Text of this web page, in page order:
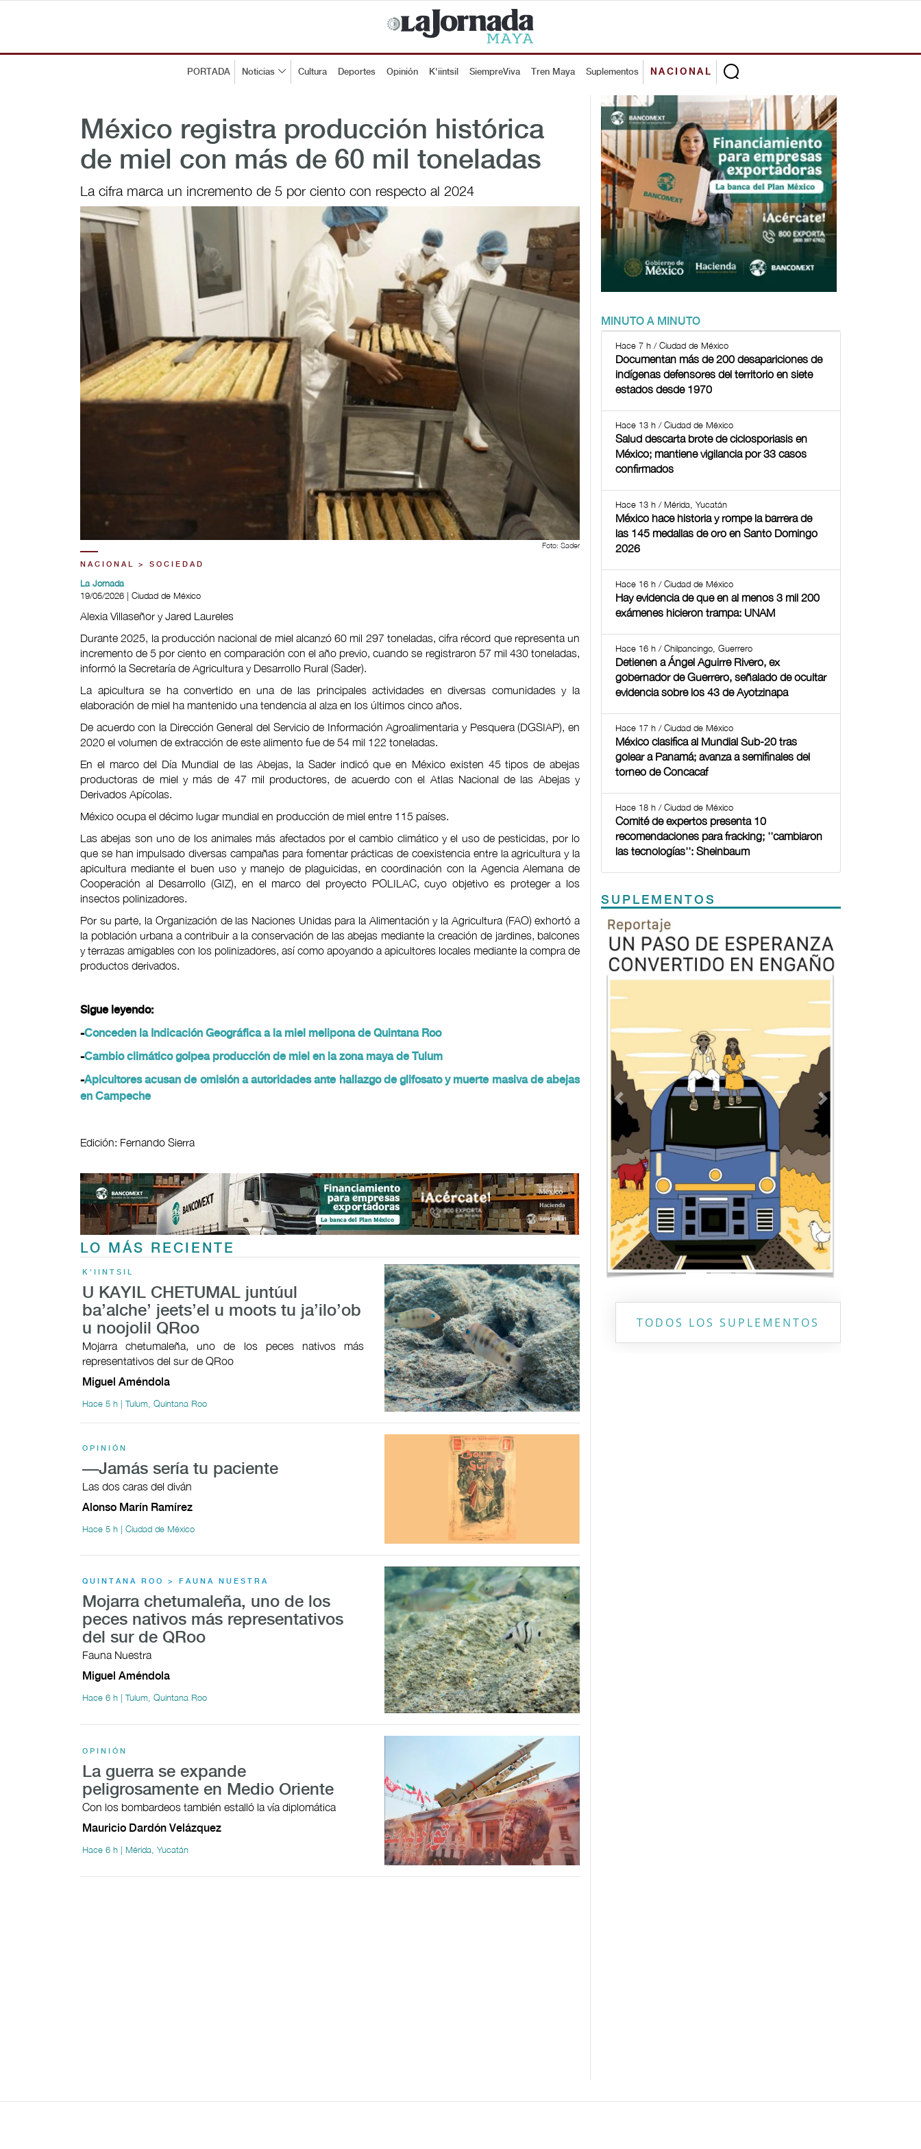
PORTADA Noticias Cultura Deportes Opinión K'iintsil SiempreViva Tren Maya Suplementos NACIONAL
México registra producción histórica
de miel con más de 60 mil toneladas
La cifra marca un incremento de 5 por ciento con respecto al 2024
Foto: Sader
NACIONAL > SOCIEDAD
La Jornada
19/05/2026 | Ciudad de México
Alexia Villaseñor y Jared Laureles
Durante 2025, la producción nacional de miel alcanzó 60 mil 297 toneladas, cifra récord que representa un
incremento de 5 por ciento en comparación con el año previo, cuando se registraron 57 mil 430 toneladas,
informó la Secretaría de Agricultura y Desarrollo Rural (Sader).
La apicultura se ha convertido en una de las principales actividades en diversas comunidades y la
elaboración de miel ha mantenido una tendencia al alza en los últimos cinco años.
De acuerdo con la Dirección General del Servicio de Información Agroalimentaria y Pesquera (DGSIAP), en
2020 el volumen de extracción de este alimento fue de 54 mil 122 toneladas.
En el marco del Día Mundial de las Abejas, la Sader indicó que en México existen 45 tipos de abejas
productoras de miel y más de 47 mil productores, de acuerdo con el Atlas Nacional de las Abejas y
Derivados Apícolas.
México ocupa el décimo lugar mundial en producción de miel entre 115 países.
Las abejas son uno de los animales más afectados por el cambio climático y el uso de pesticidas, por lo
que se han impulsado diversas campañas para fomentar prácticas de coexistencia entre la agricultura y la
apicultura mediante el buen uso y manejo de plaguicidas, en coordinación con la Agencia Alemana de
Cooperación al Desarrollo (GIZ), en el marco del proyecto POLILAC, cuyo objetivo es proteger a los
insectos polinizadores.
Por su parte, la Organización de las Naciones Unidas para la Alimentación y la Agricultura (FAO) exhortó a
la población urbana a contribuir a la conservación de las abejas mediante la creación de jardines, balcones
y terrazas amigables con los polinizadores, así como apoyando a apicultores locales mediante la compra de
productos derivados.
Sigue leyendo:
-Conceden la Indicación Geográfica a la miel melipona de Quintana Roo
-Cambio climático golpea producción de miel en la zona maya de Tulum
-Apicultores acusan de omisión a autoridades ante hallazgo de glifosato y muerte masiva de abejas
en Campeche
Edición: Fernando Sierra
LO MÁS RECIENTE
K'IINTSIL
U KAYIL CHETUMAL juntúul
ba’alche’ jeets’el u moots tu ja’ilo’ob
u noojolil QRoo
Mojarra chetumaleña, uno de los peces nativos más
representativos del sur de QRoo
Miguel Améndola
Hace 5 h | Tulum, Quintana Roo
OPINIÓN
—Jamás sería tu paciente
Las dos caras del diván
Alonso Marín Ramírez
Hace 5 h | Ciudad de México
QUINTANA ROO > FAUNA NUESTRA
Mojarra chetumaleña, uno de los
peces nativos más representativos
del sur de QRoo
Fauna Nuestra
Miguel Améndola
Hace 6 h | Tulum, Quintana Roo
OPINIÓN
La guerra se expande
peligrosamente en Medio Oriente
Con los bombardeos también estalló la vía diplomática
Mauricio Dardón Velázquez
Hace 6 h | Mérida, Yucatán
MINUTO A MINUTO
Hace 7 h / Ciudad de México
Documentan más de 200 desapariciones de
indígenas defensores del territorio en siete
estados desde 1970
Hace 13 h / Ciudad de México
Salud descarta brote de ciclosporiasis en
México; mantiene vigilancia por 33 casos
confirmados
Hace 13 h / Mérida, Yucatán
México hace historia y rompe la barrera de
las 145 medallas de oro en Santo Domingo
2026
Hace 16 h / Ciudad de México
Hay evidencia de que en al menos 3 mil 200
exámenes hicieron trampa: UNAM
Hace 16 h / Chilpancingo, Guerrero
Detienen a Ángel Aguirre Rivero, ex
gobernador de Guerrero, señalado de ocultar
evidencia sobre los 43 de Ayotzinapa
Hace 17 h / Ciudad de México
México clasifica al Mundial Sub-20 tras
golear a Panamá; avanza a semifinales del
torneo de Concacaf
Hace 18 h / Ciudad de México
Comité de expertos presenta 10
recomendaciones para fracking; ''cambiaron
las tecnologías'': Sheinbaum
SUPLEMENTOS
Previous Next
TODOS LOS SUPLEMENTOS